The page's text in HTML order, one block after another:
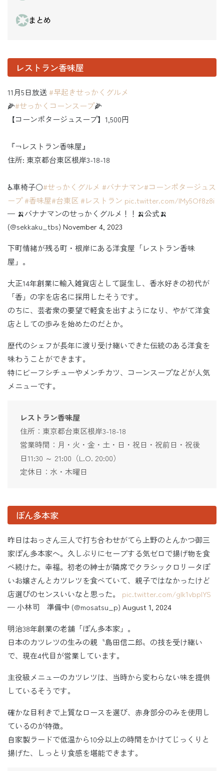
まとめ
レストラン香味屋
11月5日放送 #早起きせっかくグルメ
🌽#せっかくコーンスープ🌽
【コーンポタージュスープ】1,500円
『¬レストラン香味屋』
住所: 東京都台東区根岸3-18-18
♿️車椅子○#せっかくグルメ #バナナマン#コーンポタージュス
ープ#香味屋#台東区 #レストラン pic.twitter.com/IMy5Of8z8i
— 🍌バナナマンのせっかくグルメ！！🍌公式🍌
(@sekkaku_tbs) November 4, 2023
下町情緒が残る町・根岸にある洋食屋「レストラン香味
屋」。
大正14年創業に輸入雑貨店として誕生し、香水好きの初代が
「香」の字を店名に採用したそうです。
のちに、芸者衆の要望で軽食を出すようになり、やがて洋食
店としての歩みを始めたのだとか。
歴代のシェフが長年に渡り受け継いできた伝統のある洋食を
味わうことができます。
特にビーフシチューやメンチカツ、コーンスープなどが人気
メニューです。
レストラン香味屋
住所：東京都台東区根岸3-18-18
営業時間：月・火・金・土・日・祝日・祝前日・祝後
日11:30 ～ 21:00（L.O. 20:00）
定休日：水・木曜日
ぽん多本家
昨日はおっさん三人で打ち合わせがてら上野のとんかつ御三
家ぽん多本家へ。久しぶりにセーブする気ゼロで揚げ物を食
べ続けた。幸福。初老の紳士が隣席でクラシックロリータぽ
いお嬢さんとカツレツを食べていて、親子ではなかったけど
店選びのセンスいいなと思った。 pic.twitter.com/glk1vbplYS
— 小林司 準備中 (@mosatsu_p) August 1, 2024
明治38年創業の老舗「ぽん多本家」。
日本のカツレツの生みの親〝島田信二郎〟の技を受け継い
で、現在4代目が営業しています。
主役級メニューのカツレツは、当時から変わらない味を提供
しているそうです。
確かな目利きで上質なロースを選び、赤身部分のみを使用し
ているのが特徴。
自家製ラードで低温から10分以上の時間をかけてじっくりと
揚げた、しっとり食感を堪能できます。